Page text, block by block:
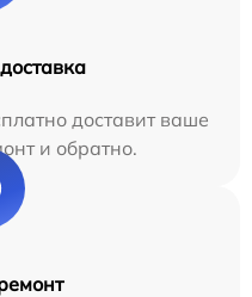
доставит ваше
и обратно.